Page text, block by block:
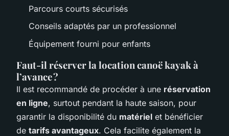
Parcours courts sécurisés
Conseils adaptés par un professionnel
Équipement fourni pour enfants
Faut-il réserver la location canoë kayak à
l’avance ?
Il est recommandé de procéder à une réservation
en ligne, surtout pendant la haute saison, pour
garantir la disponibilité du matériel et bénéficier
de tarifs avantageux. Cela facilite également la